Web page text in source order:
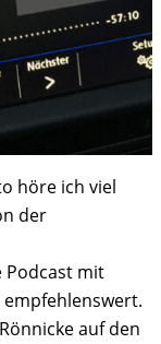
höre ich viel
der
Podcast mit
empfehlenswert.
auf den